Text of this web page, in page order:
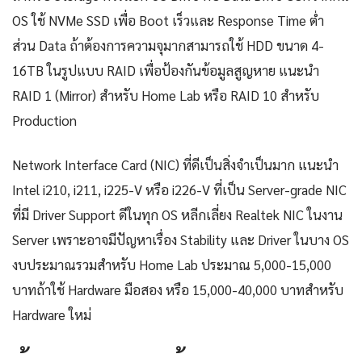
OS ใช้ NVMe SSD เพื่อ Boot เร็วและ Response Time ต่ำ
ส่วน Data ถ้าต้องการความจุมากสามารถใช้ HDD ขนาด 4-
16TB ในรูปแบบ RAID เพื่อป้องกันข้อมูลสูญหาย แนะนำ
RAID 1 (Mirror) สำหรับ Home Lab หรือ RAID 10 สำหรับ
Production
Network Interface Card (NIC) ที่ดีเป็นสิ่งจำเป็นมาก แนะนำ
Intel i210, i211, i225-V หรือ i226-V ที่เป็น Server-grade NIC
ที่มี Driver Support ดีในทุก OS หลีกเลี่ยง Realtek NIC ในงาน
Server เพราะอาจมีปัญหาเรื่อง Stability และ Driver ในบาง OS
งบประมาณรวมสำหรับ Home Lab ประมาณ 5,000-15,000
บาทถ้าใช้ Hardware มือสอง หรือ 15,000-40,000 บาทสำหรับ
Hardware ใหม่